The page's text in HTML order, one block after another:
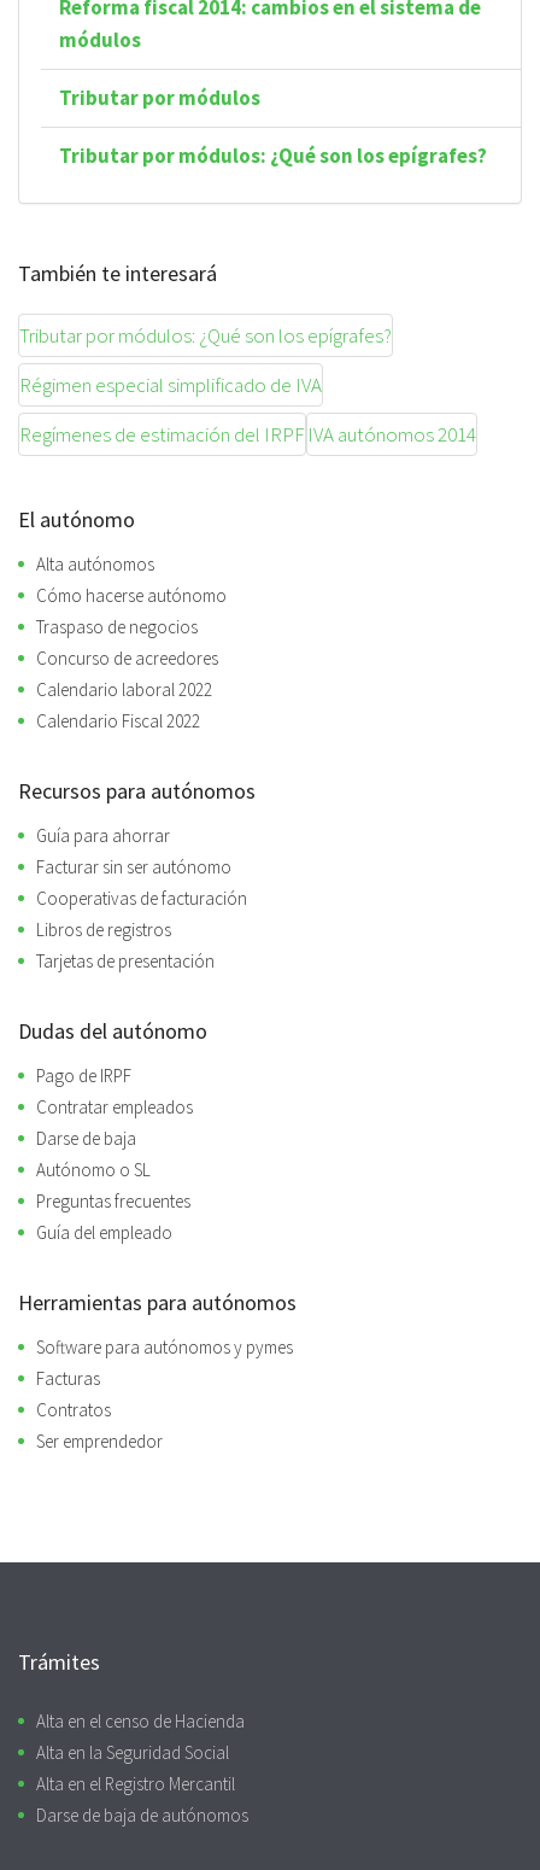
Reforma fiscal 2014: cambios en el sistema de
módulos
Tributar por módulos
Tributar por módulos: ¿Qué son los epígrafes?
También te interesará
Tributar por módulos: ¿Qué son los epígrafes?
Régimen especial simplificado de IVA
Regímenes de estimación del IRPFIVA autónomos 2014
El autónomo
Alta autónomos
Cómo hacerse autónomo
Traspaso de negocios
Concurso de acreedores
Calendario laboral 2022
Calendario Fiscal 2022
Recursos para autónomos
Guía para ahorrar
Facturar sin ser autónomo
Cooperativas de facturación
Libros de registros
Tarjetas de presentación
Dudas del autónomo
Pago de IRPF
Contratar empleados
Darse de baja
Autónomo o SL
Preguntas frecuentes
Guía del empleado
Herramientas para autónomos
Software para autónomos y pymes
Facturas
Contratos
Ser emprendedor
Trámites
Alta en el censo de Hacienda
Alta en la Seguridad Social
Alta en el Registro Mercantil
Darse de baja de autónomos